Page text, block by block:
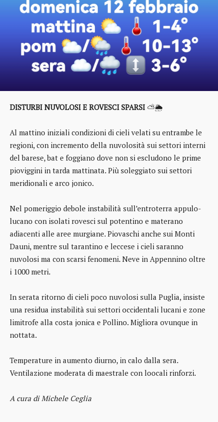
DISTURBI NUVOLOSI E ROVESCI SPARSI ⛅🌦️
Al mattino iniziali condizioni di cieli velati su entrambe le
regioni, con incremento della nuvolosità sui settori interni
del barese, bat e foggiano dove non si escludono le prime
pioviggini in tarda mattinata. Più soleggiato sui settori
meridionali e arco jonico.
Nel pomeriggio debole instabilità sull’entroterra appulo-
lucano con isolati rovesci sul potentino e materano
adiacenti alle aree murgiane. Piovaschi anche sui Monti
Dauni, mentre sul tarantino e leccese i cieli saranno
nuvolosi ma con scarsi fenomeni. Neve in Appennino oltre
i 1000 metri.
In serata ritorno di cieli poco nuvolosi sulla Puglia, insiste
una residua instabilità sui settori occidentali lucani e zone
limitrofe alla costa jonica e Pollino. Migliora ovunque in
nottata.
Temperature in aumento diurno, in calo dalla sera.
Ventilazione moderata di maestrale con loocali rinforzi.
A cura di Michele Ceglia